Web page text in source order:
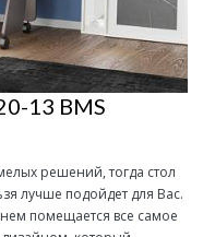
13 BMS
решений, тогда стол
лучше подойдет для Вас.
помещается все самое